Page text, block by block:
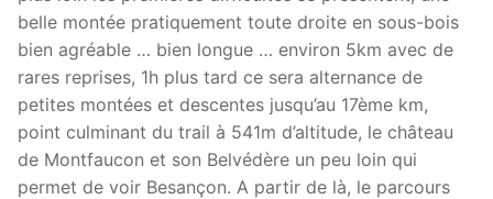
belle montée pratiquement toute droite en sous-bois
bien agréable … bien longue … environ 5km avec de
rares reprises, 1h plus tard ce sera alternance de
petites montées et descentes jusqu’au 17ème km,
point culminant du trail à 541m d’altitude, le château
de Montfaucon et son Belvédère un peu loin qui
permet de voir Besançon. A partir de là, le parcours